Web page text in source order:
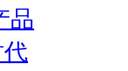
品